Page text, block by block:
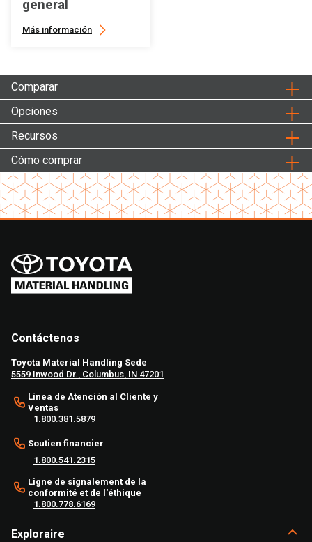
general
Más información
Comparar
Opciones
Recursos
Cómo comprar
Contáctenos
Toyota Material Handling Sede
5559 Inwood Dr., Columbus, IN 47201
Línea de Atención al Cliente y
Ventas
1.800.381.5879
Soutien financier
1.800.541.2315
Ligne de signalement de la
conformité et de l'éthique
1.800.778.6169
Exploraire